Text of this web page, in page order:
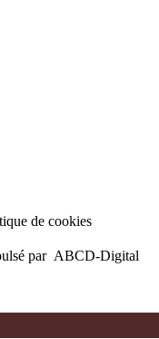
de cookies
par ABCD-Digital